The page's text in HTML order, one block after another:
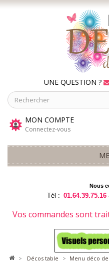
UNE QUESTION ?
MON COMPTE
Connectez-vous
Nous
Tél : 01.64.39.75.16
Vos commandes sont
> décos table > menu déco